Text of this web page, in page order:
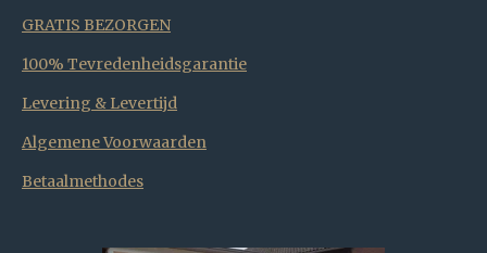
GRATIS BEZORGEN
100% Tevredenheidsgarantie
Levering & Levertijd
Algemene Voorwaarden
Betaalmethodes